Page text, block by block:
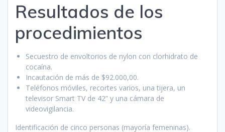
Resultados de los
procedimientos
Secuestro de envoltorios de nylon con clorhidrato de
cocaína.
Incautación de más de $92.000,00.
Teléfonos móviles, recortes varios, una tijera, un
televisor Smart TV de 42” y una cámara de
videovigilancia.
Identificación de cinco personas (mayoría femeninas).